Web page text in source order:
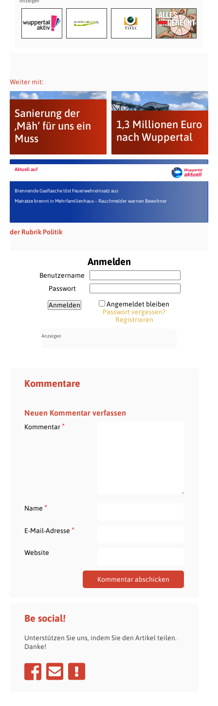
Weiter mit:
Sanierung der
‚Mäh‘ für uns ein
Muss
1,3 Millionen Euro
nach Wuppertal
Aktuell auf
Brennende Gasflasche löst Feuerwehreinsatz aus
Matratze brennt in Mehrfamilienhaus – Rauchmelder warnen Bewohner
der Rubrik Politik
Anmelden
Benutzername
Passwort
Angemeldet bleiben
Passwort vergessen?
Registrieren
Kommentare
Neuen Kommentar verfassen
Kommentar*
Name *
E-Mail-Adresse *
Website
Be social!
Unterstützen Sie uns, indem Sie den Artikel teilen.
Danke!